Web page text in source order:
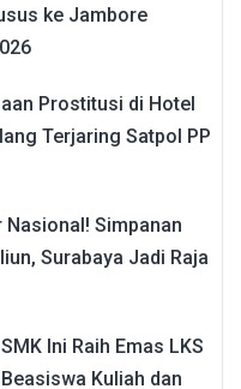
ke Jambore
Prostitusi di Hotel
Terjaring Satpol PP
Simpanan
Surabaya Jadi Raja
Ini Raih Emas LKS
Kuliah dan